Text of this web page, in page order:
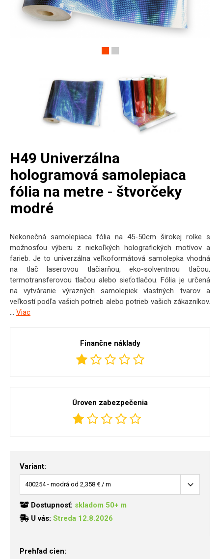
H49 Univerzálna
hologramová samolepiaca
fólia na metre - štvorčeky
modré
Nekonečná samolepiaca fólia na 45-50cm širokej rolke s
možnosťou výberu z niekoľkých holografických motívov a
farieb. Je to univerzálna veľkoformátová samolepka vhodná
na tlač laserovou tlačiarňou, eko-solventnou tlačou,
termotransferovou tlačou alebo sieťotlačou. Fólia je určená
na vytváranie výrazných samolepiek vlastných tvarov a
veľkostí podľa vašich potrieb alebo potrieb vašich zákazníkov.
... Viac
Finančne náklady
Úroven zabezpečenia
Variant:
Dostupnosť: skladom 50+ m
U vás: Streda 12.8.2026
Prehľad cien: